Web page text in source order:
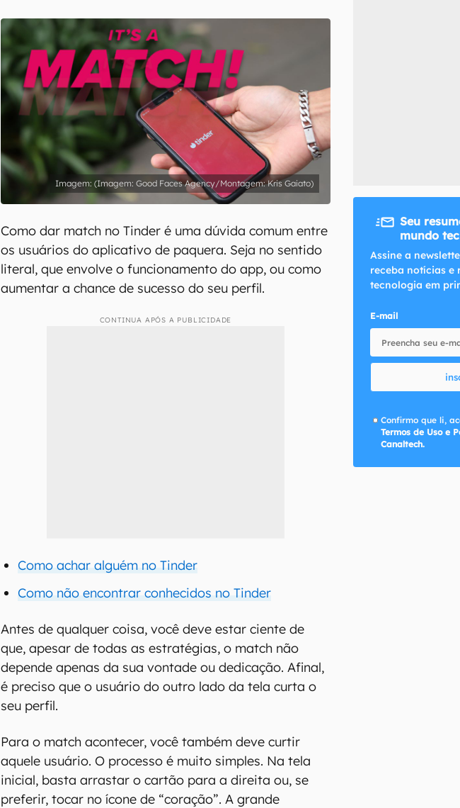
Confirmo que li, aceito e concordo com os Termos de Uso e Política de Privacidade do Canaltech.
(Imagem: Good Faces Agency/Montagem: Kris Gaiato)
Como dar match no Tinder é uma dúvida comum entre
os usuários do aplicativo de paquera. Seja no sentido
literal, que envolve o funcionamento do app, ou como
aumentar a chance de sucesso do seu perfil.
CONTINUA APÓS A PUBLICIDADE
Como achar alguém no Tinder
Como não encontrar conhecidos no Tinder
Antes de qualquer coisa, você deve estar ciente de
que, apesar de todas as estratégias, o match não
depende apenas da sua vontade ou dedicação. Afinal,
é preciso que o usuário do outro lado da tela curta o
seu perfil.
Para o match acontecer, você também deve curtir
aquele usuário. O processo é muito simples. Na tela
inicial, basta arrastar o cartão para a direita ou, se
preferir, tocar no ícone de “coração”. A grande
Seu
mundo
Assine a
receba notícias e
tecnologia em
E-mail
Confirmo que li,
Termos de Uso e
Canaltech.